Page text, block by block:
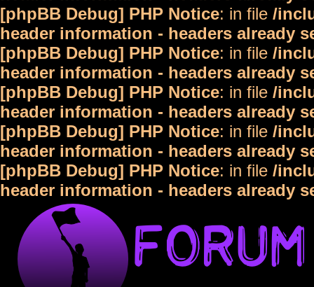
[phpBB Debug] PHP Notice: in file /
header information - headers already
[phpBB Debug] PHP Notice: in file /
header information - headers already
[phpBB Debug] PHP Notice: in file /
header information - headers already
[phpBB Debug] PHP Notice: in file /
header information - headers already
[phpBB Debug] PHP Notice: in file /
header information - headers already